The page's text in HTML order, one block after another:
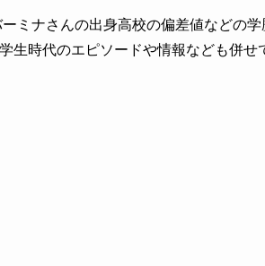
ーミナさんの出身高校の偏差値などの
生時代のエピソードや情報なども併せ